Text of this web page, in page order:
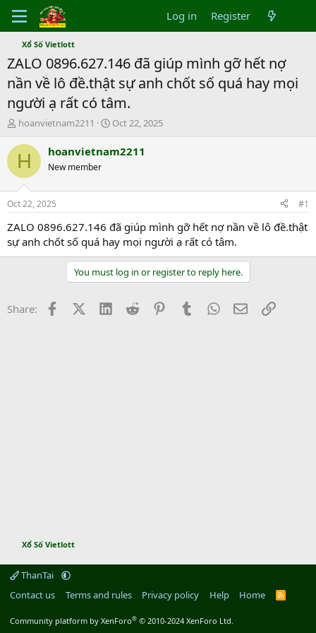
Log in Register
Xổ Số Vietlott
ZALO 0896.627.146 đã giúp mình gỡ hết nợ
nần về lô đề.thật sự anh chốt số quá hay mọi
người ạ rất có tâm.
T
r
e
d
s
t
a
r
hoanvietnam2211
S
a
t
e
Oct 22, 2025
H hoanvietnam2211
New member
Oct 22, 2025 #1
ZALO 0896.627.146 đã giúp mình gỡ hết nợ nần về lô đề.thật
sự anh chốt số quá hay mọi người ạ rất có tâm.
You must log in or register to reply here.
Share: FacebookX (Twitter)
LinkedInReddit PinterestTumblrWhatsApp
EmailLink
Xổ Số Vietlott
ThanTai
Contact us
Terms and rules Privacy policy Help Home
R
Community platform by XenForo® © 2010-2024 XenForo Ltd.